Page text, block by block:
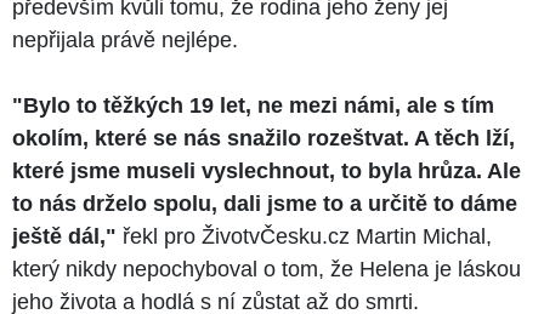
především kvůli tomu, že rodina jeho ženy jej
nepřijala právě nejlépe.
"Bylo to těžkých 19 let, ne mezi námi, ale s tím
okolím, které se nás snažilo rozeštvat. A těch lží,
které jsme museli vyslechnout, to byla hrůza. Ale
to nás drželo spolu, dali jsme to a určitě to dáme
ještě dál," řekl pro ŽivotvČesku.cz Martin Michal,
který nikdy nepochyboval o tom, že Helena je láskou
jeho života a hodlá s ní zůstat až do smrti.